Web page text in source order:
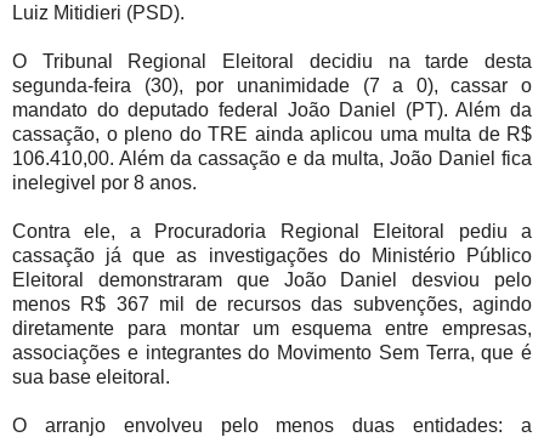
Luiz Mitidieri (PSD).
O Tribunal Regional Eleitoral decidiu na tarde desta
segunda-feira (30), por unanimidade (7 a 0), cassar o
mandato do deputado federal João Daniel (PT). Além da
cassação, o pleno do TRE ainda aplicou uma multa de R$
106.410,00. Além da cassação e da multa, João Daniel fica
inelegivel por 8 anos.
Contra ele, a Procuradoria Regional Eleitoral pediu a
cassação já que as investigações do Ministério Público
Eleitoral demonstraram que João Daniel desviou pelo
menos R$ 367 mil de recursos das subvenções, agindo
diretamente para montar um esquema entre empresas,
associações e integrantes do Movimento Sem Terra, que é
sua base eleitoral.
O arranjo envolveu pelo menos duas entidades: a